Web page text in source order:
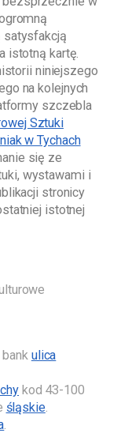
satysfakcją
istotną kartę.
niniejszego
na kolejnych
szczebla
Sztuki
w Tychach
się ze
wystawami i
stronicy
istotnej
ulica
kod 43-100
śląskie.
.